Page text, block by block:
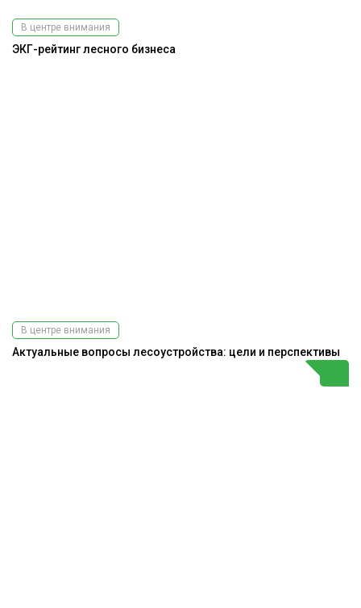
В центре внимания
ЭКГ-рейтинг лесного бизнеса
В центре внимания
Актуальные вопросы лесоустройства: цели и перспективы